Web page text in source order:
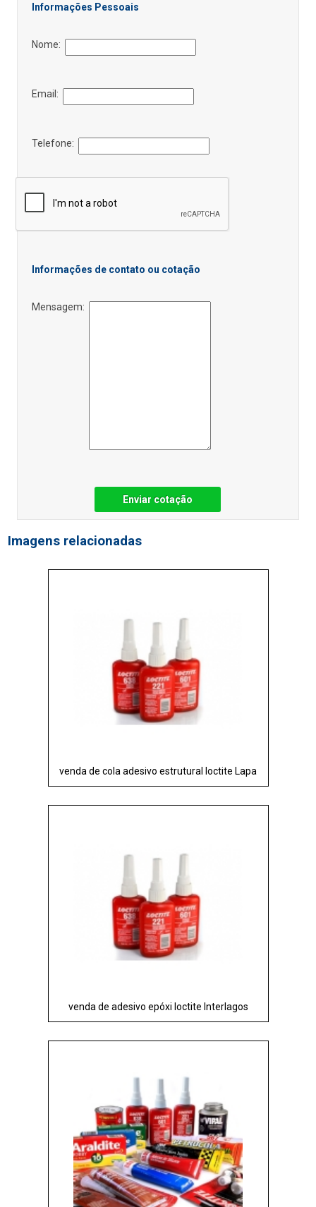
Informações Pessoais
Nome:
Email:
Telefone:
Informações de contato ou cotação
Mensagem:
Enviar cotação
Imagens relacionadas
venda de cola adesivo estrutural loctite Lapa
venda de adesivo epóxi loctite Interlagos